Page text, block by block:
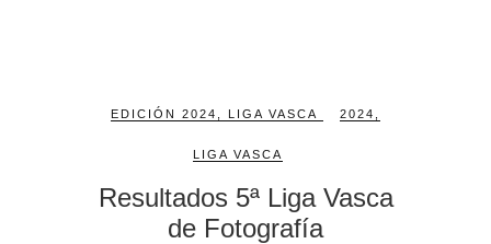
EDICIÓN 2024 LIGA VASCA 2024
LIGA VASCA
Resultados 5ª Liga Vasca
de Fotografía